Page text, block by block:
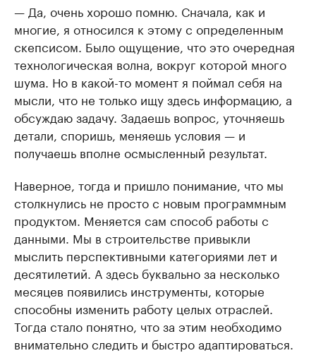
— Да, очень хорошо помню. Сначала, как и
многие, я относился к этому с определенным
скепсисом. Было ощущение, что это очередная
технологическая волна, вокруг которой много
шума. Но в какой-то момент я поймал себя на
мысли, что не только ищу здесь информацию, а
обсуждаю задачу. Задаешь вопрос, уточняешь
детали, споришь, меняешь условия — и
получаешь вполне осмысленный результат.
Наверное, тогда и пришло понимание, что мы
столкнулись не просто с новым программным
продуктом. Меняется сам способ работы с
данными. Мы в строительстве привыкли
мыслить перспективными категориями лет и
десятилетий. А здесь буквально за несколько
месяцев появились инструменты, которые
способны изменить работу целых отраслей.
Тогда стало понятно, что за этим необходимо
внимательно следить и быстро адаптироваться.